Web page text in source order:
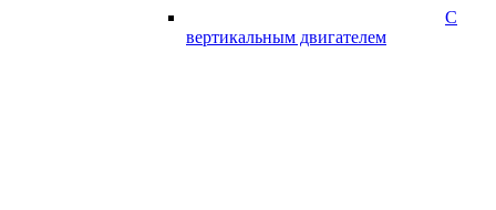
С
вертикальным двигателем